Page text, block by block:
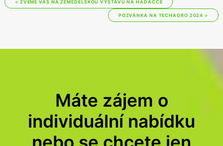
< ZVEME VÁS NA ZEMĚDĚLSKOU VÝSTAVU NA HADAČCE
POZVÁNKA NA TECHAGRO 2024 >
Máte zájem o
individuální nabídku